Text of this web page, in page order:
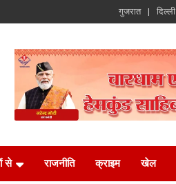
गुजरात दिल्ली
से राजनीति क्राइम खेल